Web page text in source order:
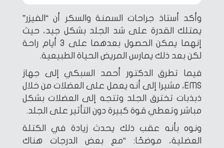
وأكد أستاذ جراحات السمنة والسكر أن “الفيزر”
يمتلك القدرة على شد الجلد بشكل جيد، حيث
إنهما يمكن الحصول بعدهما على 3 أيام راحة
لكن بعد ذلك يمارس المريض الحياة الطبيعية.
فيما تطرق الدكتور أحمد السبكي إلى جهاز
EMS، مشيرا إلى أنه يعمل على العضلات من خلال
ذبذبات تخترق الجلد وتتجه إلى العضلات بشكل
مباشر وتعطي قوة كبيرة دون التأثير على الجلد.
ونوه بأنه عقب ذلك يحدث زيادة في الكتلة
العضلية، موضحًا: “مع بعض الدرجات هناك